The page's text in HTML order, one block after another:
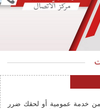
من خدمة عمومية أو لحقك ضرر